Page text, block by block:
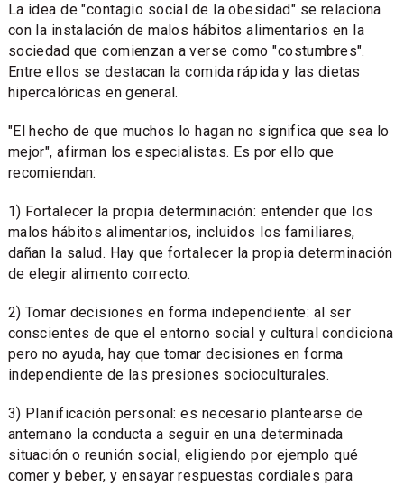
La idea de "contagio social de la obesidad" se relaciona
con la instalación de malos hábitos alimentarios en la
sociedad que comienzan a verse como "costumbres".
Entre ellos se destacan la comida rápida y las dietas
hipercalóricas en general.
"El hecho de que muchos lo hagan no significa que sea lo
mejor", afirman los especialistas. Es por ello que
recomiendan:
1) Fortalecer la propia determinación: entender que los
malos hábitos alimentarios, incluidos los familiares,
dañan la salud. Hay que fortalecer la propia determinación
de elegir alimento correcto.
2) Tomar decisiones en forma independiente: al ser
conscientes de que el entorno social y cultural condiciona
pero no ayuda, hay que tomar decisiones en forma
independiente de las presiones socioculturales.
3) Planificación personal: es necesario plantearse de
antemano la conducta a seguir en una determinada
situación o reunión social, eligiendo por ejemplo qué
comer y beber, y ensayar respuestas cordiales para